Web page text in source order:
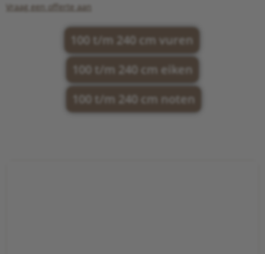
Vraag een offerte aan
100 t/m 240 cm vuren
100 t/m 240 cm eiken
100 t/m 240 cm noten